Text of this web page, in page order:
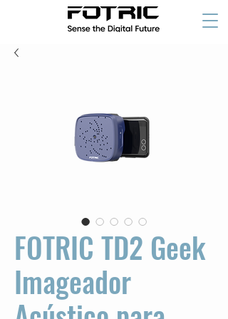
FOTRIC TD2 Geek
Imageador